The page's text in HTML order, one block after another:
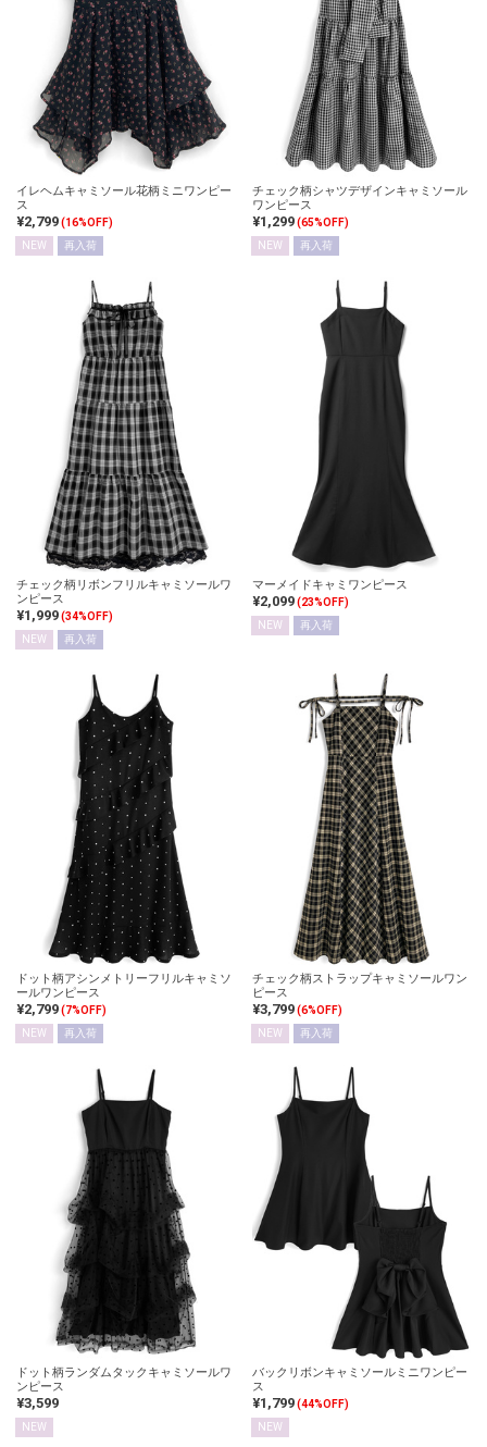
イレヘムキャミソール花柄ミニワンピー
ス
¥2,799(16%OFF)
NEW
再入荷
チェック柄シャツデザインキャミソール
ワンピース
¥1,299(65%OFF)
NEW
再入荷
チェック柄リボンフリルキャミソールワ
ンピース
¥1,999(34%OFF)
NEW
再入荷
マーメイドキャミワンピース
¥2,099(23%OFF)
NEW
再入荷
ドット柄アシンメトリーフリルキャミソ
ールワンピース
¥2,799(7%OFF)
NEW
再入荷
チェック柄ストラップキャミソールワン
ピース
¥3,799(6%OFF)
NEW
再入荷
ドット柄ランダムタックキャミソールワ
ンピース
¥3,599
NEW
バックリボンキャミソールミニワンピー
ス
¥1,799(44%OFF)
NEW